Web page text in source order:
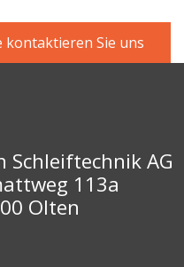
kontaktieren Sie uns
Schleiftechnik AG
113a
Olten